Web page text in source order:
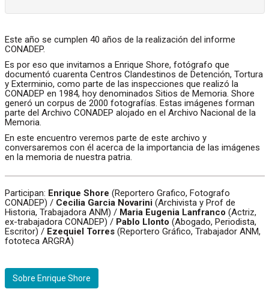
Este año se cumplen 40 años de la realización del informe
CONADEP.
Es por eso que invitamos a Enrique Shore, fotógrafo que
documentó cuarenta Centros Clandestinos de Detención, Tortura
y Exterminio, como parte de las inspecciones que realizó la
CONADEP en 1984, hoy denominados Sitios de Memoria. Shore
generó un corpus de 2000 fotografías. Estas imágenes forman
parte del Archivo CONADEP alojado en el Archivo Nacional de la
Memoria.
En este encuentro veremos parte de este archivo y
conversaremos con él acerca de la importancia de las imágenes
en la memoria de nuestra patria.
Participan: Enrique Shore (Reportero Grafico, Fotografo
CONADEP) / Cecilia Garcia Novarini (Archivista y Prof de
Historia, Trabajadora ANM) / Maria Eugenia Lanfranco (Actriz,
ex-trabajadora CONADEP) / Pablo Llonto (Abogado, Periodista,
Escritor) / Ezequiel Torres (Reportero Gráfico, Trabajador ANM,
fototeca ARGRA)
Sobre Enrique Shore